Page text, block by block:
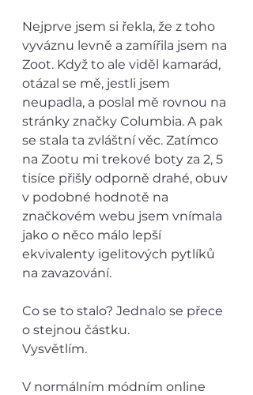
Nejprve jsem si řekla, že z toho
vyváznu levně a zamířila jsem na
Zoot. Když to ale viděl kamarád,
otázal se mě, jestli jsem
neupadla, a poslal mě rovnou na
stránky značky Columbia. A pak
se stala ta zvláštní věc. Zatímco
na Zootu mi trekové boty za 2, 5
tisíce přišly odporně drahé, obuv
v podobné hodnotě na
značkovém webu jsem vnímala
jako o něco málo lepší
ekvivalenty igelitových pytlíků
na zavazování.
Co se to stalo? Jednalo se přece
o stejnou částku.
Vysvětlím.
V normálním módním online